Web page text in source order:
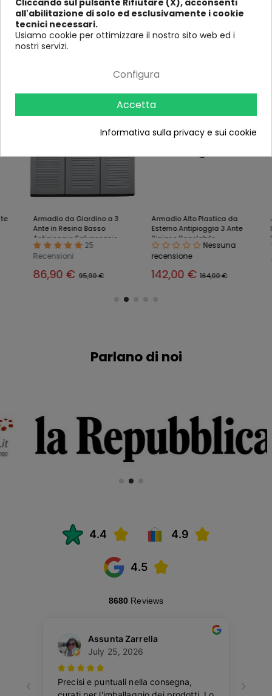
Profondità
(in cm)
39 44 44
Armadio da Giardino a 3
Ante in Resina Basso
Antipioggia Salvaspazio
25
Recensioni
86,90 €95,90 €
-13%
Armadio Alto Plastica da
Esterno Antipioggia 3 Ante
Ripiano Regolabile
Nessuna
recensione
142,00 €164,00 €
Parlano di noi
all'abilitazione di solo ed esclusivamente i cookie
tecnici necessari.
Usiamo cookie per ottimizzare il nostro sito web ed i
nostri servizi.
Configura
Accetta
Informativa sulla privacy e sui cookie